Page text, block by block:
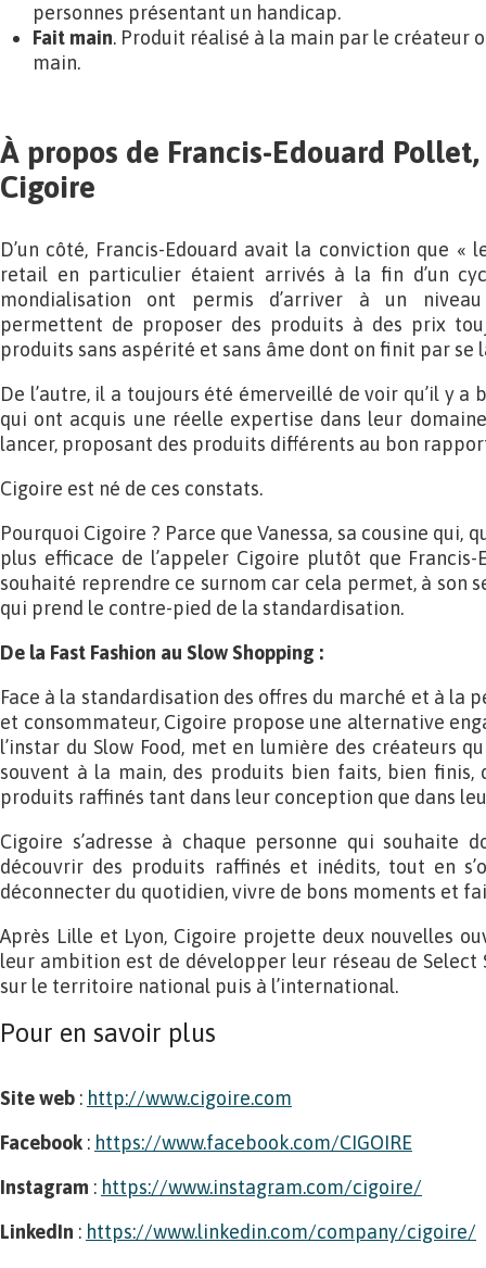
personnes présentant un handicap.
Fait main. Produit réalisé à la main par le créateur
main.
À propos de Francis-Edouard
Cigoire
D’un côté, Francis-Edouard avait la conviction que «
retail en particulier étaient arrivés à la fin d’un
mondialisation ont permis d’arriver à un
permettent de proposer des produits à des prix
produits sans aspérité et sans âme dont on finit par se
De l’autre, il a toujours été émerveillé de voir qu’il y a
qui ont acquis une réelle expertise dans leur
lancer, proposant des produits différents au bon
Cigoire est né de ces constats.
Pourquoi Cigoire ? Parce que Vanessa, sa cousine qui,
plus efficace de l’appeler Cigoire plutôt que Francis-
souhaité reprendre ce surnom car cela permet, à son
qui prend le contre-pied de la standardisation.
De la Fast Fashion au Slow Shopping :
Face à la standardisation des offres du marché et à la
et consommateur, Cigoire propose une alternative
l’instar du Slow Food, met en lumière des créateurs
souvent à la main, des produits bien faits, bien finis,
produits raffinés tant dans leur conception que dans
Cigoire s’adresse à chaque personne qui souhaite
découvrir des produits raffinés et inédits, tout en
déconnecter du quotidien, vivre de bons moments et
Après Lille et Lyon, Cigoire projette deux nouvelles
leur ambition est de développer leur réseau de
sur le territoire national puis à l’international.
Pour en savoir plus
Site web : http://www.cigoire.com
Facebook : https://www.facebook.com/CIGOIRE
Instagram : https://www.instagram.com/cigoire/
LinkedIn : https://www.linkedin.com/company/cigoire/